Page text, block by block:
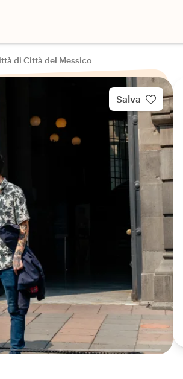
di Città del Messico
Salva